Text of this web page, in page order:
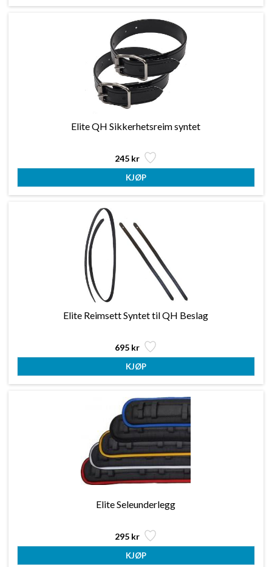
Elite QH Sikkerhetsreim syntet
245 kr
Elite Reimsett Syntet til QH Beslag
695 kr
Elite Seleunderlegg
295 kr